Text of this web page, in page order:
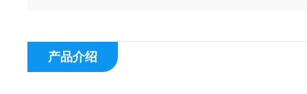
产品介绍